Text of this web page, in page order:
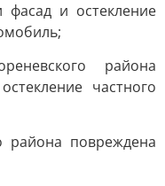
фасад и остекление
района
частного
района повреждена